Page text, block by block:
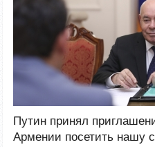
Путин принял
Армении посетить нашу